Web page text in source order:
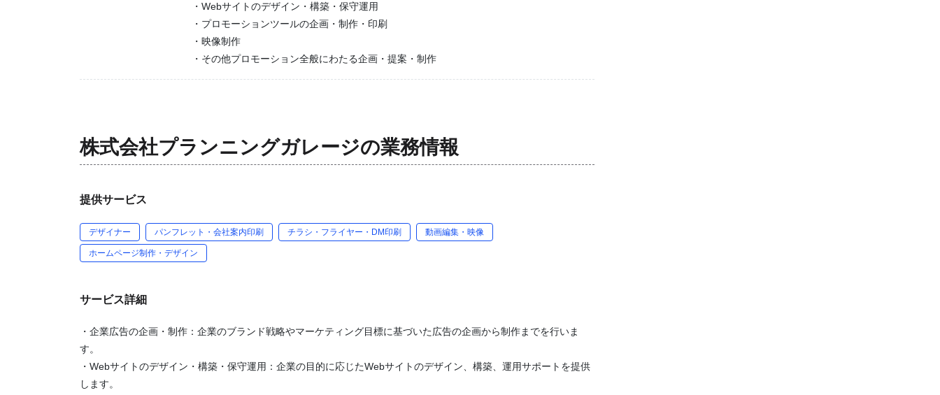
・Webサイトのデザイン・構築・保守運用
・プロモーションツールの企画・制作・印刷
・映像制作
・その他プロモーション全般にわたる企画・提案・制作
株式会社プランニングガレージの業務情報
提供サービス
デザイナー パンフレット・会社案内印刷 チラシ・フライヤー・DM印刷 動画編集・映像
ホームページ制作・デザイン
サービス詳細
・企業広告の企画・制作：企業のブランド戦略やマーケティング目標に基づいた広告の企画から制作までを行いま
す。
・Webサイトのデザイン・構築・保守運用：企業の目的に応じたWebサイトのデザイン、構築、運用サポートを提供
します。